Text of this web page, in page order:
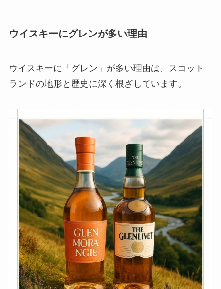
ウイスキーにグレンが多い理由
ウイスキーに「グレン」が多い理由は、スコット
ランドの地形と歴史に深く根ざしています。